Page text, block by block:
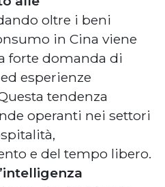
oltre i beni
in Cina viene
forte domanda di
esperienze
tendenza
operanti nei settori
e del tempo libero.